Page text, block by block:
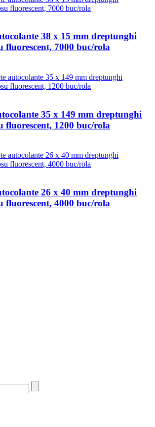
38 x 15 mm dreptunghi
fluorescent, 7000 buc/rola
35 x 149 mm dreptunghi
fluorescent, 1200 buc/rola
26 x 40 mm dreptunghi
fluorescent, 4000 buc/rola